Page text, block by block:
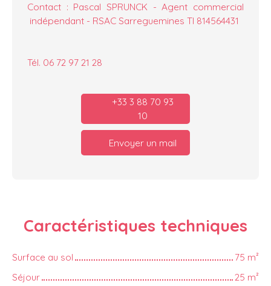
Contact : Pascal SPRUNCK - Agent commercial
indépendant - RSAC Sarreguemines TI 814564431
Tél. 06 72 97 21 28
+33 3 88 70 93
10
Envoyer un mail
Caractéristiques techniques
Surface au sol 75 m²
Séjour
25 m²